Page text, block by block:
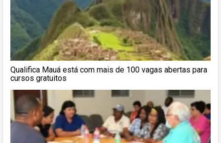
Qualifica Mauá está com mais de 100 vagas abertas para
cursos gratuitos